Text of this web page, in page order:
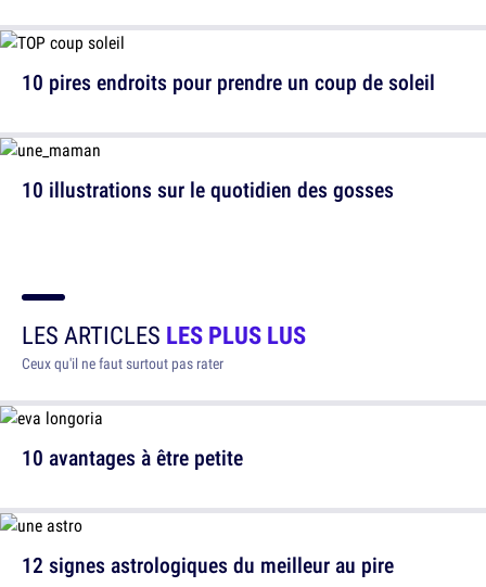
10 pires endroits pour prendre un coup de soleil
10 illustrations sur le quotidien des gosses
LES ARTICLES LES PLUS LUS
Ceux qu'il ne faut surtout pas rater
10 avantages à être petite
12 signes astrologiques du meilleur au pire